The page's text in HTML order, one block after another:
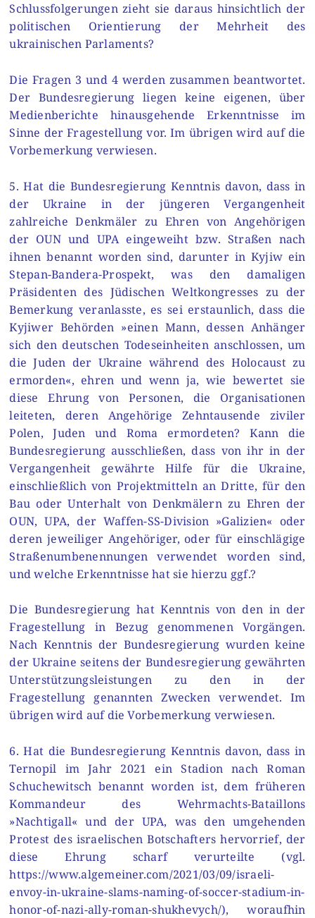
Schlussfolgerungen zieht sie daraus hinsichtlich der
politischen Orientierung der Mehrheit des
ukrainischen Parlaments?
Die Fragen 3 und 4 werden zusammen beantwortet.
Der Bundesregierung liegen keine eigenen, über
Medienberichte hinausgehende Erkenntnisse im
Sinne der Fragestellung vor. Im übrigen wird auf die
Vorbemerkung verwiesen.
5. Hat die Bundesregierung Kenntnis davon, dass in
der Ukraine in der jüngeren Vergangenheit
zahlreiche Denkmäler zu Ehren von Angehörigen
der OUN und UPA eingeweiht bzw. Straßen nach
ihnen benannt worden sind, darunter in Kyjiw ein
Stepan-Bandera-Prospekt, was den damaligen
Präsidenten des Jüdischen Weltkongresses zu der
Bemerkung veranlasste, es sei erstaunlich, dass die
Kyjiwer Behörden »einen Mann, dessen Anhänger
sich den deutschen Todeseinheiten anschlossen, um
die Juden der Ukraine während des Holocaust zu
ermorden«, ehren und wenn ja, wie bewertet sie
diese Ehrung von Personen, die Organisationen
leiteten, deren Angehörige Zehntausende ziviler
Polen, Juden und Roma ermordeten? Kann die
Bundesregierung ausschließen, dass von ihr in der
Vergangenheit gewährte Hilfe für die Ukraine,
einschließlich von Projektmitteln an Dritte, für den
Bau oder Unterhalt von Denkmälern zu Ehren der
OUN, UPA, der Waffen-SS-Division »Galizien« oder
deren jeweiliger Angehöriger, oder für einschlägige
Straßenumbenennungen verwendet worden sind,
und welche Erkenntnisse hat sie hierzu ggf.?
Die Bundesregierung hat Kenntnis von den in der
Fragestellung in Bezug genommenen Vorgängen.
Nach Kenntnis der Bundesregierung wurden keine
der Ukraine seitens der Bundesregierung gewährten
Unterstützungsleistungen zu den in der
Fragestellung genannten Zwecken verwendet. Im
übrigen wird auf die Vorbemerkung verwiesen.
6. Hat die Bundesregierung Kenntnis davon, dass in
Ternopil im Jahr 2021 ein Stadion nach Roman
Schuchewitsch benannt worden ist, dem früheren
Kommandeur des Wehrmachts-Bataillons
»Nachtigall« und der UPA, was den umgehenden
Protest des israelischen Botschafters hervorrief, der
diese Ehrung scharf verurteilte (vgl.
https://www.algemeiner.com/2021/03/09/israeli-
envoy-in-ukraine-slams-naming-of-soccer-stadium-in-
honor-of-nazi-ally-roman-shukhevych/), woraufhin